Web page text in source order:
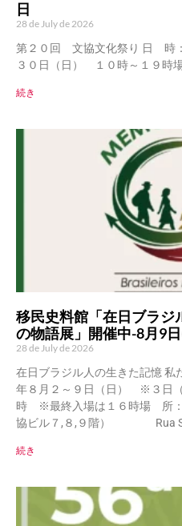
日
28 de July de 2026
第２０回 文協文化祭り 日 時
３０日（日） １０時～１９時
続き
移民史料館「在日ブラジ
の物語展」開催中-8月9
28 de July de 2026
在日ブラジル人の生きた記憶
年８月２～９日（日） ※３日
時 ※最終入場は１６時場 所
協ビル７,８,９階） Rua
続き